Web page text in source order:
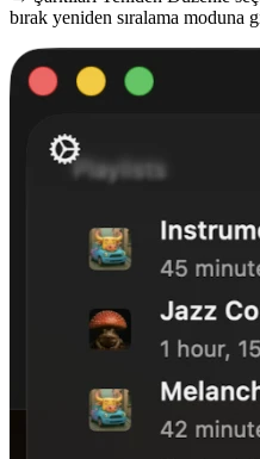
bırak yeniden sıralama moduna